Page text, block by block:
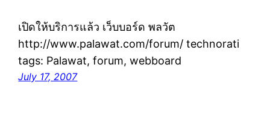
เปิดให้บริการแล้ว เว็บบอร์ด พลวัต
http://www.palawat.com/forum/ technorati
tags: Palawat, forum, webboard
July 17, 2007